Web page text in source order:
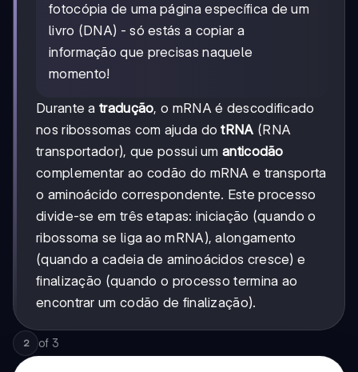
fotocópia de uma página específica de um
livro (DNA) - só estás a copiar a
informação que precisas naquele
momento!
Durante a tradução, o mRNA é descodificado
nos ribossomas com ajuda dotRNA (RNA
transportador), que possui umanticodão
complementar ao codão do mRNA e transporta
o aminoácido correspondente. Este processo
divide-se em três etapas: iniciação (quando o
ribossoma se liga ao mRNA), alongamento
(quando a cadeia de aminoácidos cresce) e
finalização (quando o processo termina ao
encontrar um codão de finalização).
2 of 3